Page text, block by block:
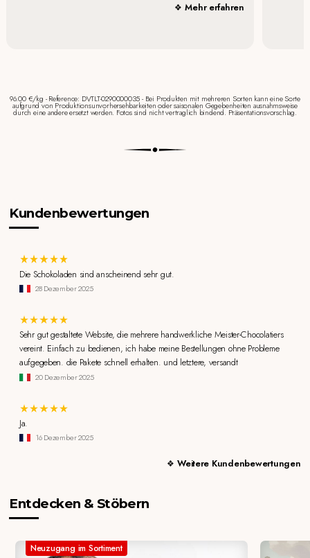
Mehr erfahren
96.00 €/kg - Reference: DVTLT-0290000035 - Bei Produkten mit mehreren Sorten kann eine Sorte
aufgrund von Produktionsunvorhersehbarkeiten oder saisonalen Gegebenheiten ausnahmsweise
durch eine andere ersetzt werden. Fotos sind nicht vertraglich bindend. Präsentationsvorschlag.
Kundenbewertungen
Die Schokoladen sind anscheinend sehr gut.
28 Dezember 2025
Sehr gut gestaltete Website, die mehrere handwerkliche Meister-Chocolatiers
vereint. Einfach zu bedienen, ich habe meine Bestellungen ohne Probleme
aufgegeben. die Pakete schnell erhalten. und letztere, versandt
20 Dezember 2025
Ja.
16 Dezember 2025
Weitere Kundenbewertungen
Entdecken & Stöbern
Neuzugang im Sortiment